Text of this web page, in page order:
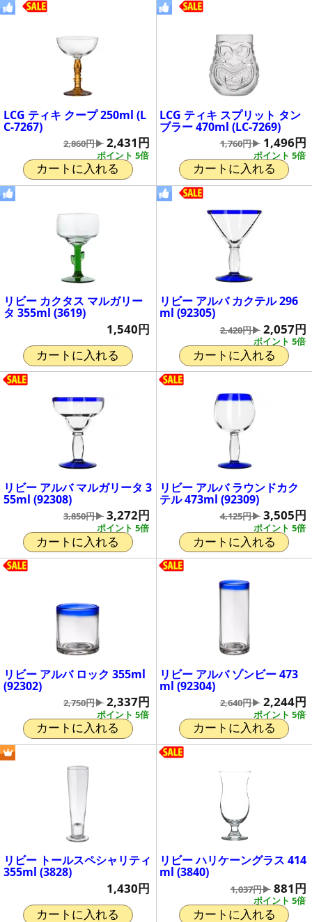
LCG ティキ クープ 250ml (L
C-7267)
ポイント 5倍
2,860円▶ 2,431円
カートに入れる
LCG ティキ スプリット タン
ブラー 470ml (LC-7269)
ポイント 5倍
1,760円▶ 1,496円
カートに入れる
リビー カクタス マルガリー
タ 355ml (3619)
1,540円
カートに入れる
リビー アルバ カクテル 296
ml (92305)
ポイント 5倍
2,420円▶ 2,057円
カートに入れる
リビー アルバ マルガリータ 3
55ml (92308)
ポイント 5倍
3,850円▶ 3,272円
カートに入れる
リビー アルバ ラウンドカク
テル 473ml (92309)
ポイント 5倍
4,125円▶ 3,505円
カートに入れる
リビー アルバ ロック 355ml
(92302)
ポイント 5倍
2,750円▶ 2,337円
カートに入れる
リビー アルバ ゾンビー 473
ml (92304)
ポイント 5倍
2,640円▶ 2,244円
カートに入れる
リビー トールスペシャリティ
355ml (3828)
1,430円
カートに入れる
リビー ハリケーングラス 414
ml (3840)
ポイント 5倍
1,037円▶ 881円
カートに入れる